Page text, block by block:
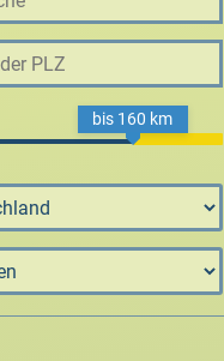
bis 160 km